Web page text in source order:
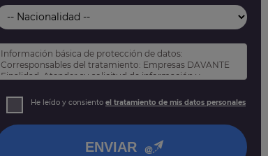
Información básica de protección de datos:
Corresponsables del tratamiento: Empresas DAVANTE
Finalidad: Atender su solicitud de información y
Derechos: Puede acceder, rectificar y suprimir sus
datos, así como otros derechos tal y como se explica
He leído y consiento el tratamiento de mis datos personales
ENVIAR